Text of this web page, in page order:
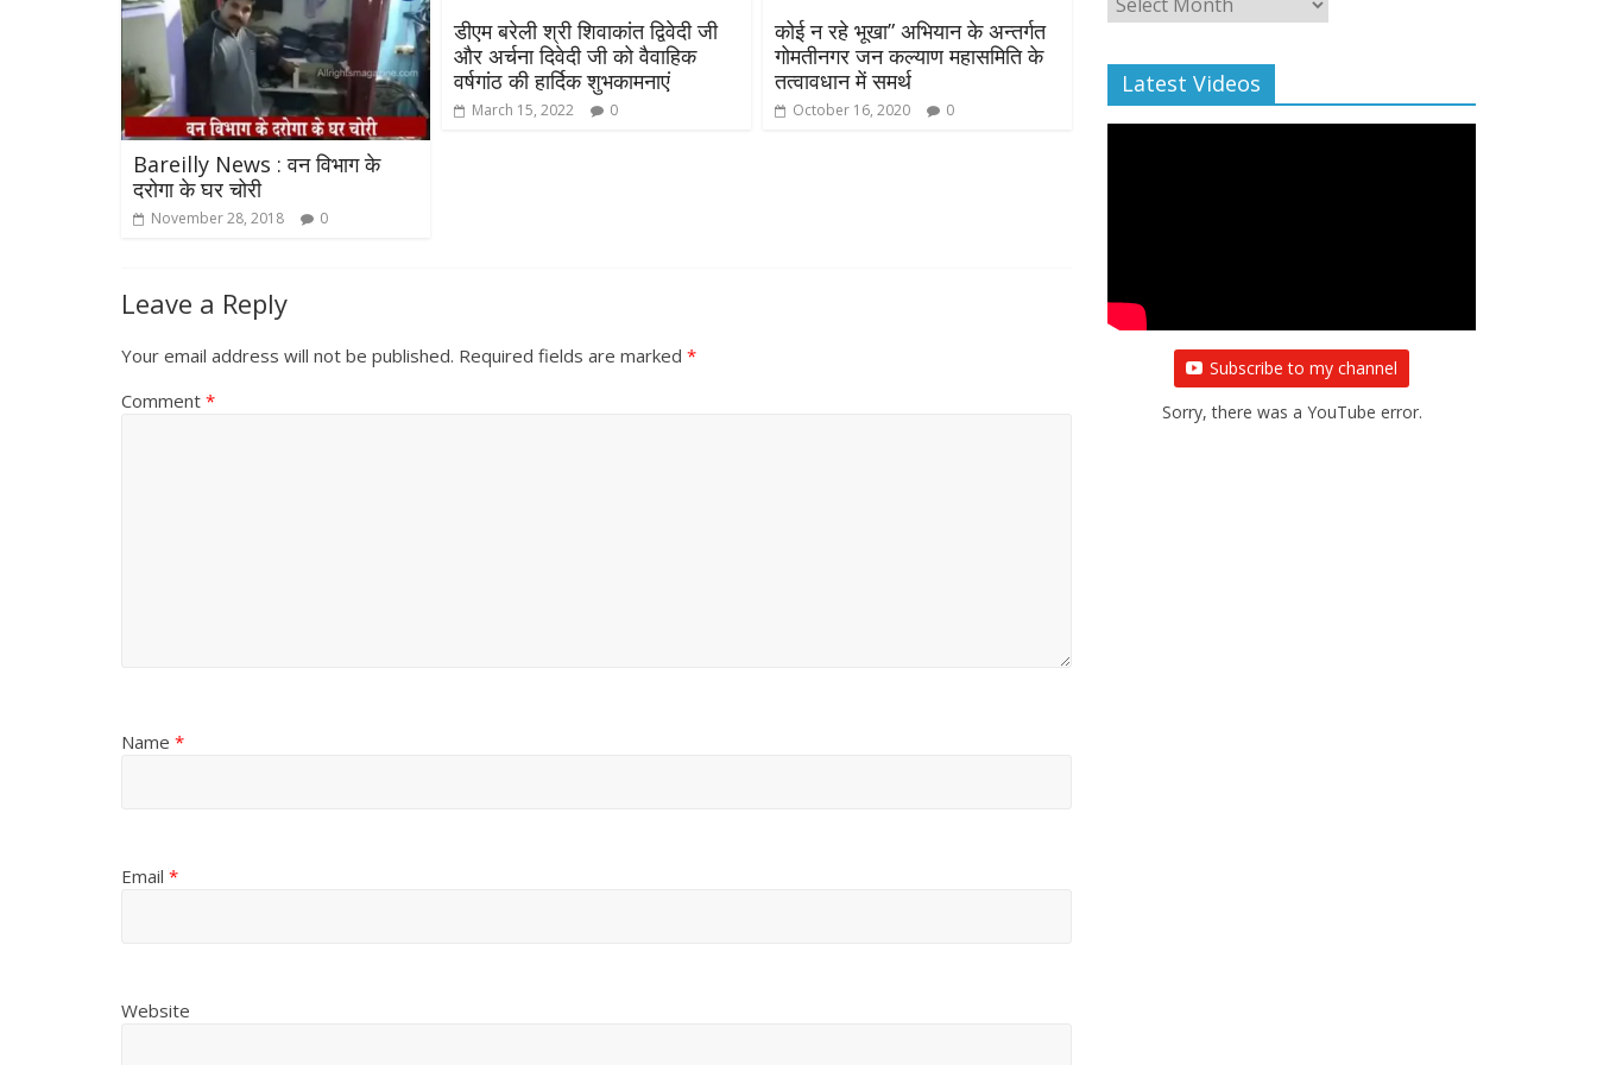
Bareilly News : वन विभाग के
दरोगा के घर चोरी
November 28, 2018 0
डीएम बरेली श्री शिवाकांत द्विवेदी जी
और अर्चना दिवेदी जी को वैवाहिक
वर्षगांठ की हार्दिक शुभकामनाएं
March 15, 2022 0
कोई न रहे भूखा” अभियान के अन्तर्गत
गोमतीनगर जन कल्याण महासमिति के
तत्वावधान में समर्थ
October 16, 2020 0
Leave a Reply
Your email address will not be published. Required fields are marked *
Comment *
Name *
Email *
Website
Archive
Latest Videos
Subscribe to my channel
Sorry, there was a YouTube error.